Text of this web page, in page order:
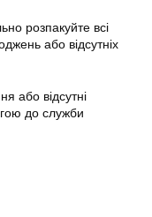
розпакуйте всі
або відсутніх
або відсутні
до служби